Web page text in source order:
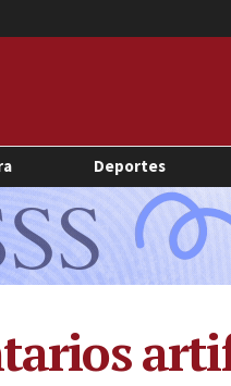
Deportes